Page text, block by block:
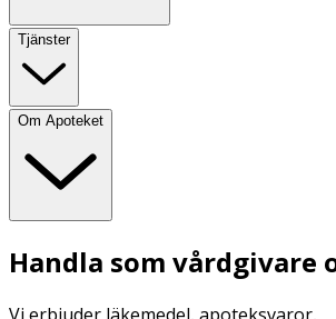
Tjänster
Om Apoteket
Handla som vårdgivare